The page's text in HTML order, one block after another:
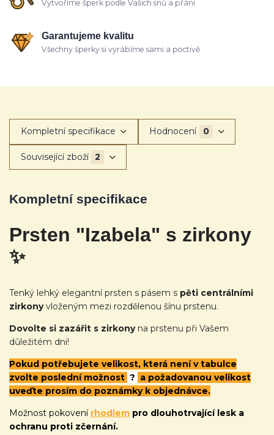
Vytvoříme šperk podle Vašich snů a přání
Garantujeme kvalitu
Všechny šperky si vyrábíme sami a poctivě
Kompletní specifikace Hodnocení 0
Související zboží 2
Kompletní specifikace
Prsten "Izabela" s zirkony
✨
Tenký lehký elegantní prsten s pásem s pěti centrálními
zirkonyvloženým mezi rozdělenou šínu prstenu.
Dovolte si zazářit s zirkonyna prstenu při Vašem
důležitém dni!
Pokud potřebujete velikost, která není v tabulce
zvolte poslední možnost ? a požadovanou velikost
uveďte prosím do poznámky k objednávce.
Možnost pokovení rhodiem pro dlouhotrvající lesk a
ochranu proti zčernání.